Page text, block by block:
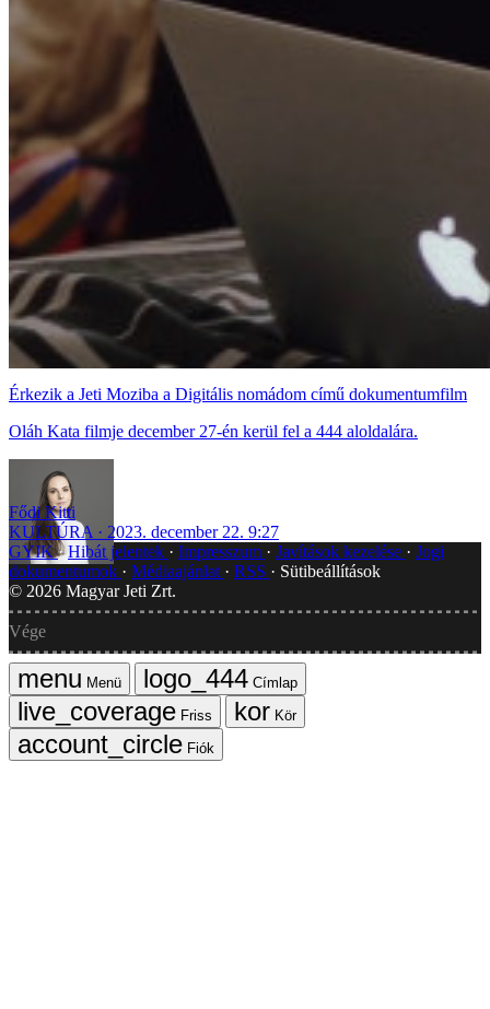
Érkezik a Jeti Moziba a Digitális nomádom című dokumentumfilm
Oláh Kata filmje december 27-én kerül fel a 444 aloldalára.
Fődi Kitti
KULTÚRA
2023. december 22. 9:27
GYIK Hibát jelentek Impresszum Javítások kezelése
Jogi
dokumentumok
Médiaajánlat RSS
Sütibeállítások
© 2026 Magyar Jeti Zrt.
Vége
Menü
Címlap
Friss
Kör
Fiók